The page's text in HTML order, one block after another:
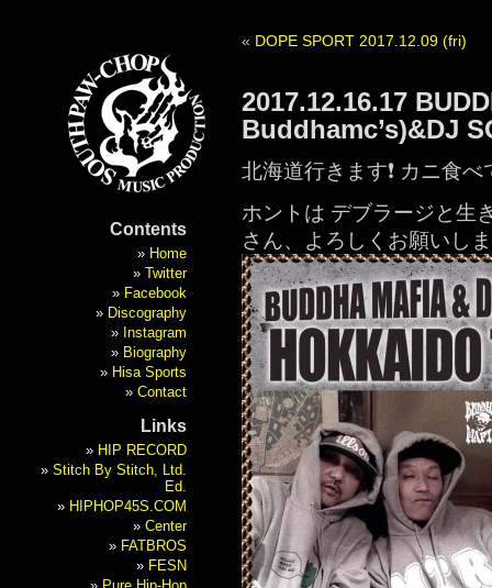
« DOPE SPORT 2017.12.09 (fri)
2017.12.16.17
Buddhamc’s)&DJ
北海道行きます❗️ カニ食
ホントは デブラージと生
さん、よろしくお願いし
Contents
Home
Twitter
Facebook
Discography
Instagram
Biography
Hisa Sports
Contact
Links
HIP RECORD
Stitch By Stitch, Ltd.
Ed.
HIPHOP45S.COM
Center
FATBROS
FESN